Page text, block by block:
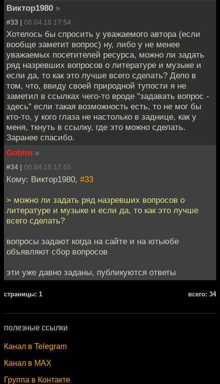
Виктор1980 »
#33 | 08.04.18 17:54
Хотелось бы спросить у уважаемого автора (если
вообще заметит вопрос) ну, либо у не менее
уважаемых посетителей ресурса, можно ли задать
ряд назревших вопросов о литературе и музыке и
если да, то как это лучше всего сделать? Дело в
том, что, ввиду своей природной тупости я не
заметил в ссылках чего-то вроде "задавать вопрос -
здесь" если такая возможность есть, то не мог бы
кто-то, у кого глаза не настолько в заднице, как у
меня, ткнуть в ссылку, где это можно сделать.
Заранее спасибо.
Goblin »
#34 | 08.04.18 17:55
Кому: Виктор1980, #33
> можно ли задать ряд назревших вопросов о
литературе и музыке и если да, то как это лучше
всего сделать?
вопросы задают когда на сайте и на ютьюбе
объявляют сбор вопросов
эти уже давно заданы, публикуются ответы
cтраницы: 1 всего: 34
полезные ссылки
Канал в Telegram
Канал в MAX
Группа в Контакте